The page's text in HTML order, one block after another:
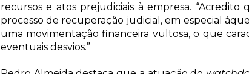
recursos e atos prejudiciais à empresa.
processo de recuperação judicial, em especial
uma movimentação financeira vultosa, o que
eventuais desvios.”